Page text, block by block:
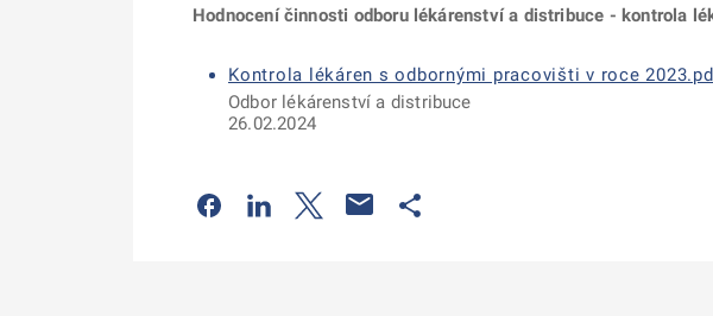
Hodnocení činnosti odboru lékárenství a distribuce - kontrola
Kontrola lékáren s odbornými pracovišti v roce
Odbor lékárenství a distribuce
26.02.2024
Odkaz se otevře na nové kartě
Odkaz se otevře na nové kartě
Odkaz se otevře na nové kartě